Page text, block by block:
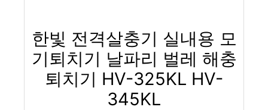
한빛 전격살충기 실내용 모
기퇴치기 날파리 벌레 해충
퇴치기 HV-325KL HV-
345KL